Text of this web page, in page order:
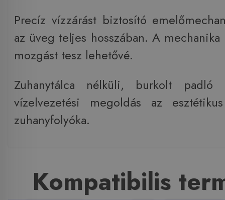
Precíz vízzárást biztosító
az üveg teljes hosszában. A
mozgást tesz lehetővé.
Zuhanytálca nélküli, burkolt padló
vízelvezetési megoldás az
zuhanyfolyóka.
Kompatibilis